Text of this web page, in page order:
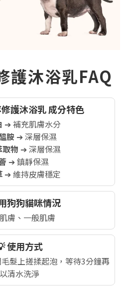
護沐浴乳FAQ
護沐浴乳 成分特色
➔ 補充肌膚水分
胺➔ 深層保濕
物 ➔ 深層保濕
➔ 鎮靜保濕
➔ 維持皮膚穩定
狗狗貓咪情況
膚、一般肌膚
使用方式
髮上搓揉起泡，等待3分鐘再
以清水洗淨